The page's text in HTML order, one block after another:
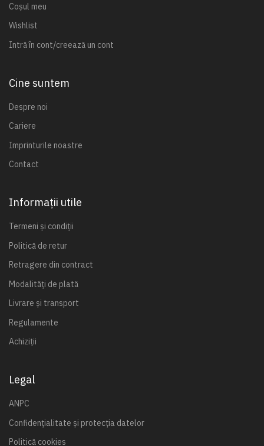
Coșul meu
Wishlist
Intră în cont/creează un cont
Cine suntem
Despre noi
Cariere
Imprinturile noastre
Contact
Informații utile
Termeni și condiții
Politică de retur
Retragere din contract
Modalități de plată
Livrare și transport
Regulamente
Achiziții
Legal
ANPC
Confidențialitate și protecția datelor
Politică cookies